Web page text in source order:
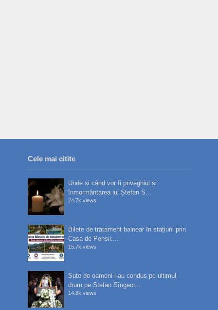
Cele mai citite
Unde și când vor fi priveghiul și
înmormântarea lui Ștefan S...
24.7k views
Bilete de tratament balnear în stațiuni prin
Casa de Pensii:...
15.7k views
Sute de oameni l-au condus pe ultimul
drum pe Ștefan Sîngeor...
14.8k views